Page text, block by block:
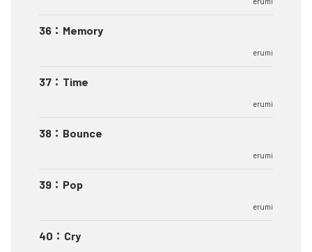
36 ： Memory
erumi
37 ： Time
erumi
38 ： Bounce
erumi
39 ： Pop
erumi
40 ： Cry